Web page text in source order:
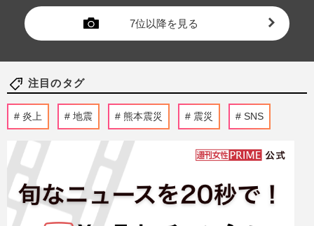
7位以降を見る
注目のタグ
炎上 地震 熊本震災 震災 SNS